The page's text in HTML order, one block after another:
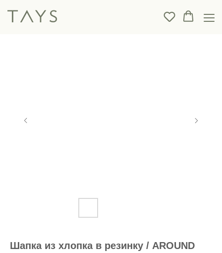
Шапка из хлопка в резинку / AROUND